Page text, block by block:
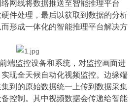
网线将数据推送至智能推理平台
件处理，最后以获取到数据的分析
形成一体化的智能推理平台解决方
端监控设备和系统，对监控画面进
现全天候自动化视频监控。边缘端
到的原始数据统一上传到数据采集
控制。其中视频数据会传递给智能